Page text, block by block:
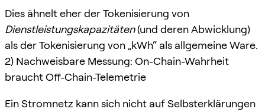
Dies ähnelt eher der Tokenisierung von
Dienstleistungskapazitäten(und deren Abwicklung)
als der Tokenisierung von „kWh“ als allgemeine Ware.
2) Nachweisbare Messung: On-Chain-Wahrheit
braucht Off-Chain-Telemetrie
Ein Stromnetz kann sich nicht auf Selbsterklärungen